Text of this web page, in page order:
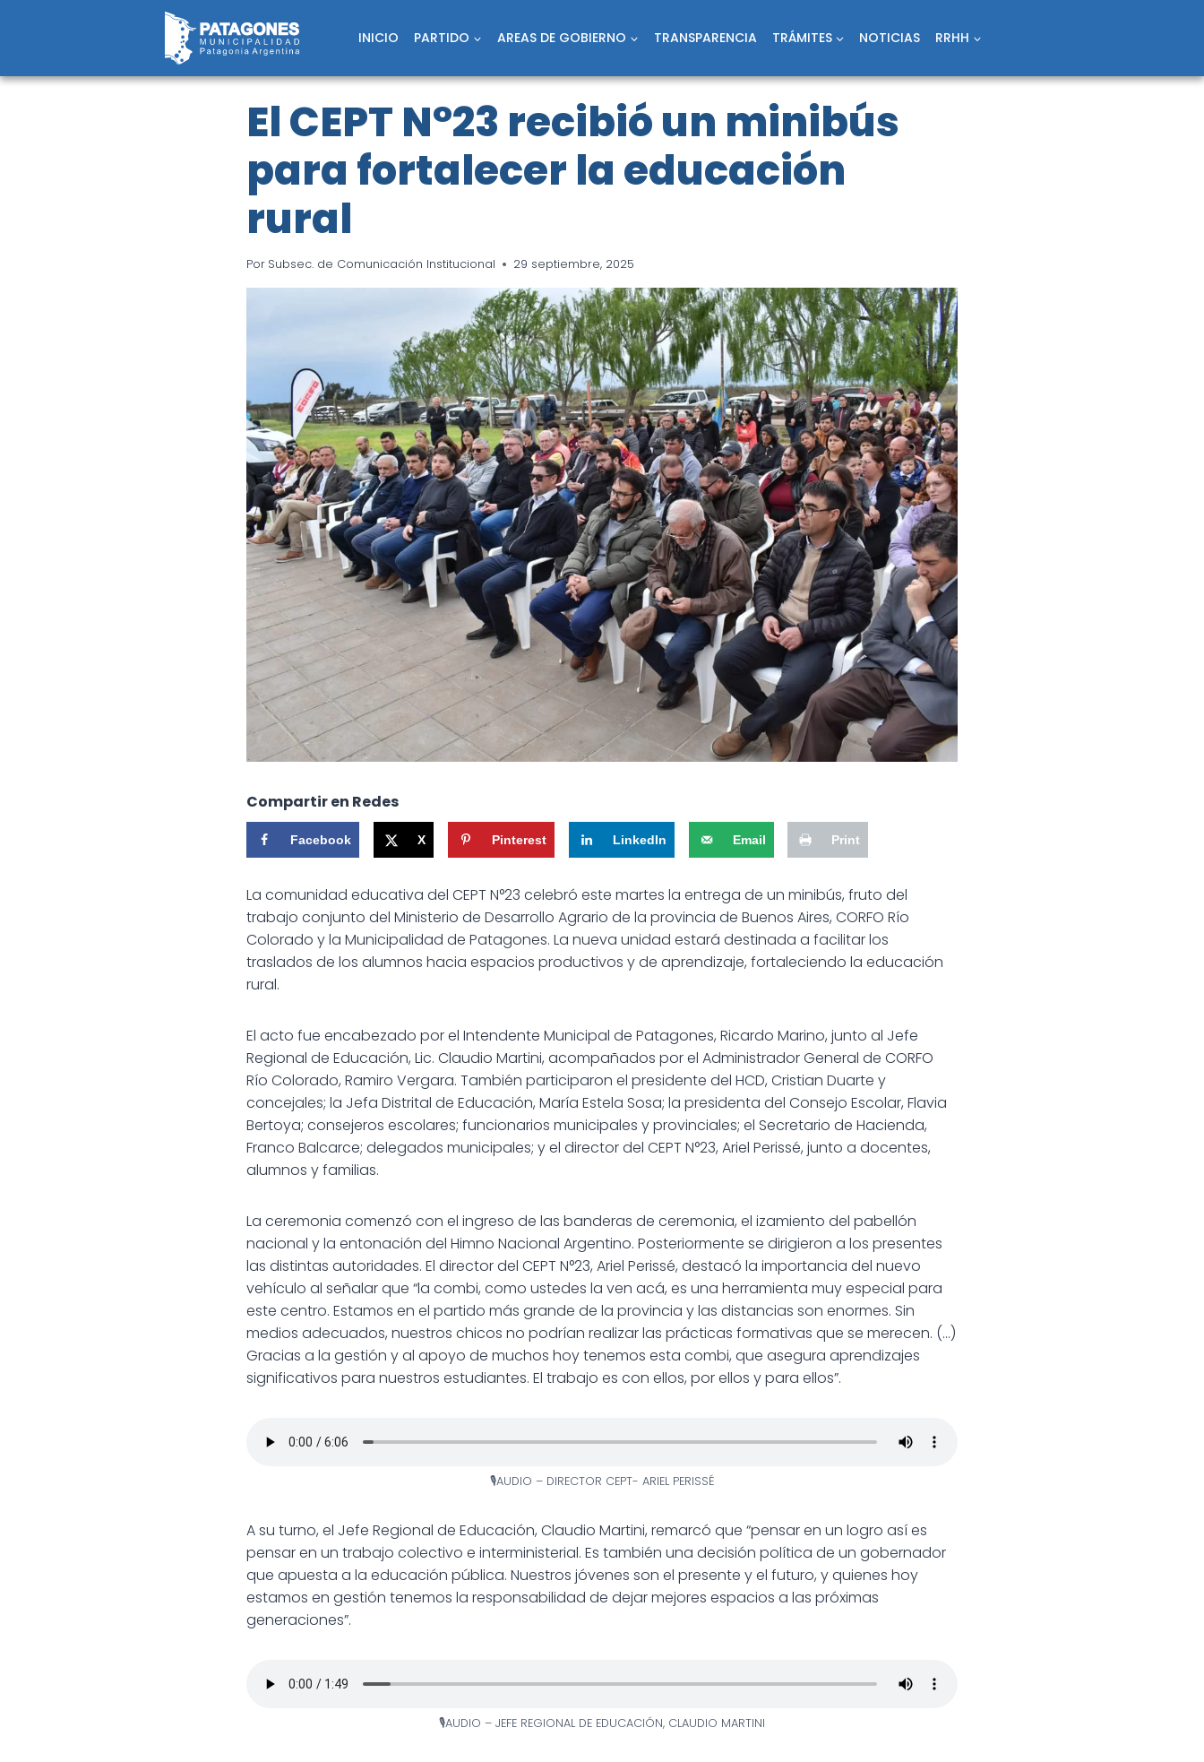
INICIO PARTIDO AREAS DE GOBIERNO TRANSPARENCIA TRÁMITES NOTICIAS RRHH
El CEPT N°23 recibió un minibús
para fortalecer la educación
rural
Por Subsec. de Comunicación Institucional 29 septiembre, 2025
Compartir en Redes
Facebook X Pinterest LinkedIn Email Print
La comunidad educativa del CEPT N°23 celebró este martes la entrega de un minibús, fruto del
trabajo conjunto del Ministerio de Desarrollo Agrario de la provincia de Buenos Aires, CORFO Río
Colorado y la Municipalidad de Patagones. La nueva unidad estará destinada a facilitar los
traslados de los alumnos hacia espacios productivos y de aprendizaje, fortaleciendo la educación
rural.
El acto fue encabezado por el Intendente Municipal de Patagones, Ricardo Marino, junto al Jefe
Regional de Educación, Lic. Claudio Martini, acompañados por el Administrador General de CORFO
Río Colorado, Ramiro Vergara. También participaron el presidente del HCD, Cristian Duarte y
concejales; la Jefa Distrital de Educación, María Estela Sosa; la presidenta del Consejo Escolar, Flavia
Bertoya; consejeros escolares; funcionarios municipales y provinciales; el Secretario de Hacienda,
Franco Balcarce; delegados municipales; y el director del CEPT N°23, Ariel Perissé, junto a docentes,
alumnos y familias.
La ceremonia comenzó con el ingreso de las banderas de ceremonia, el izamiento del pabellón
nacional y la entonación del Himno Nacional Argentino. Posteriormente se dirigieron a los presentes
las distintas autoridades. El director del CEPT N°23, Ariel Perissé, destacó la importancia del nuevo
vehículo al señalar que “la combi, como ustedes la ven acá, es una herramienta muy especial para
este centro. Estamos en el partido más grande de la provincia y las distancias son enormes. Sin
medios adecuados, nuestros chicos no podrían realizar las prácticas formativas que se merecen. (…)
Gracias a la gestión y al apoyo de muchos hoy tenemos esta combi, que asegura aprendizajes
significativos para nuestros estudiantes. El trabajo es con ellos, por ellos y para ellos”.
🎙AUDIO – DIRECTOR CEPT- ARIEL PERISSÉ
A su turno, el Jefe Regional de Educación, Claudio Martini, remarcó que “pensar en un logro así es
pensar en un trabajo colectivo e interministerial. Es también una decisión política de un gobernador
que apuesta a la educación pública. Nuestros jóvenes son el presente y el futuro, y quienes hoy
estamos en gestión tenemos la responsabilidad de dejar mejores espacios a las próximas
generaciones”.
🎙AUDIO – JEFE REGIONAL DE EDUCACIÓN, CLAUDIO MARTINI